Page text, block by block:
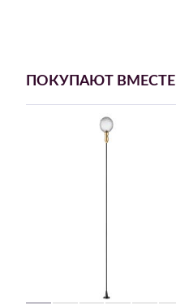
ПОКУПАЮТ ВМЕСТЕ